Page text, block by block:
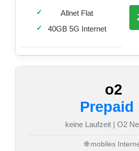
Allnet Flat
40GB 5G Internet
o2
Prepaid
keine Laufzeit | O2
🌐 mobiles